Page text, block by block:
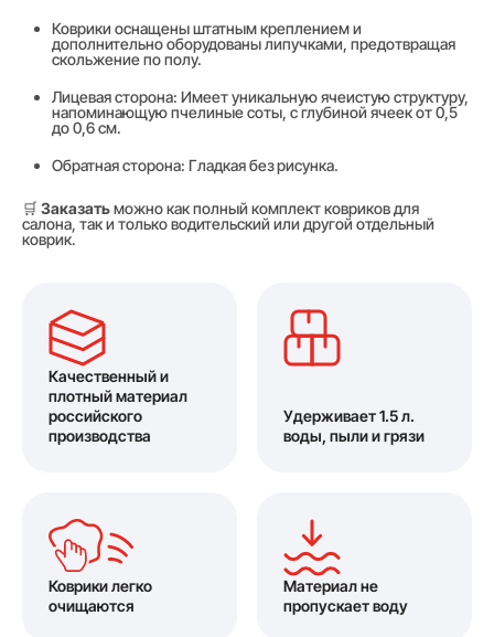
Коврики оснащены штатным креплением и
дополнительно оборудованы липучками, предотвращая
скольжение по полу.
Лицевая сторона: Имеет уникальную ячеистую структуру,
напоминающую пчелиные соты, с глубиной ячеек от 0,5
до 0,6 см.
Обратная сторона: Гладкая без рисунка.
🛒 Заказатьможно как полный комплект ковриков для
салона, так и только водительский или другой отдельный
коврик.
Качественный и
плотный материал
российского
производства
Удерживает 1.5 л.
воды, пыли и грязи
Коврики легко
очищаются
Материал не
пропускает воду